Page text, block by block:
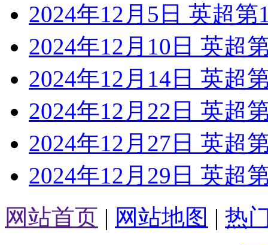
2024年12月5日 英超
2024年12月10日 英超
2024年12月14日 英超
2024年12月22日 英超
2024年12月27日 英超
2024年12月29日 英超
网站首页 | 网站地图 | 热